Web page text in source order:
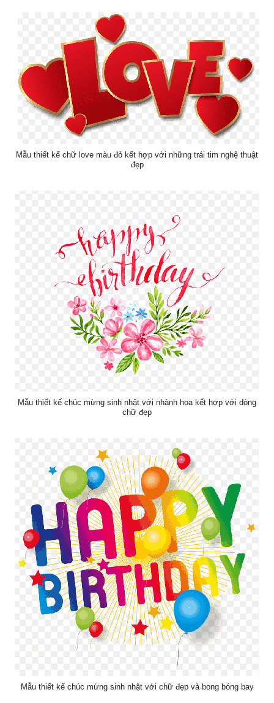
Mẫu thiết kế chữ love màu đỏ kết hợp với những trái tim nghệ thuật
đẹp
Mẫu thiết kế chúc mừng sinh nhật với nhành hoa kết hợp với dòng
chữ đẹp
Mẫu thiết kế chúc mừng sinh nhật với chữ đẹp và bong bóng bay